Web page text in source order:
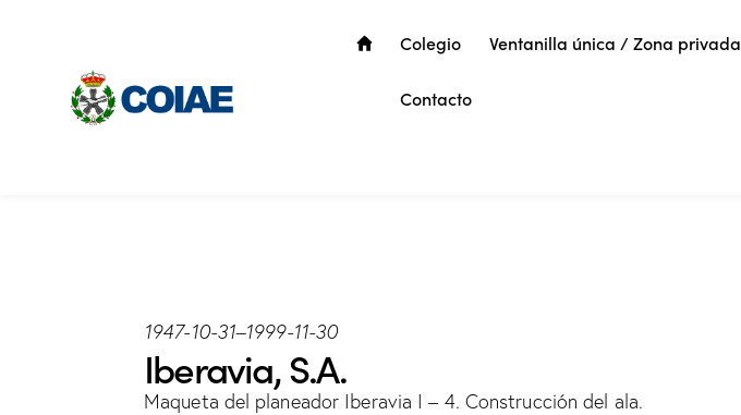
Colegio Ventanilla única / Zona privada
Contacto
1947-10-31–1999-11-30
Iberavia, S.A.
Maqueta del planeador Iberavia I – 4. Construcción del ala.